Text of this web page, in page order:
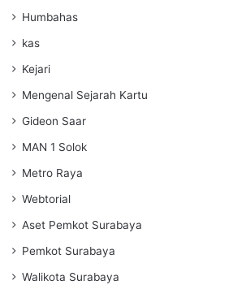
Humbahas
kas
Kejari
Mengenal Sejarah Kartu
Gideon Saar
MAN 1 Solok
Metro Raya
Webtorial
Aset Pemkot Surabaya
Pemkot Surabaya
Walikota Surabaya